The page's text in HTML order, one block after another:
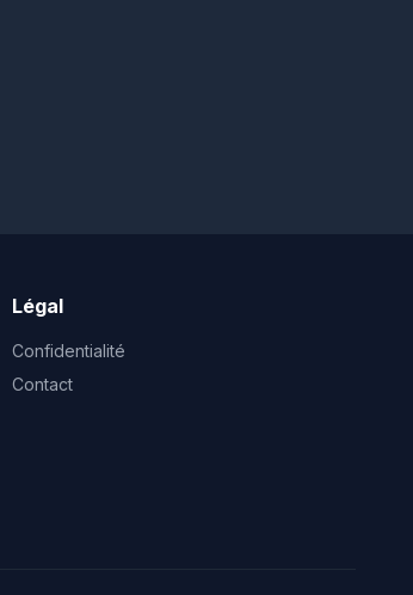
Légal
Confidentialité
Contact